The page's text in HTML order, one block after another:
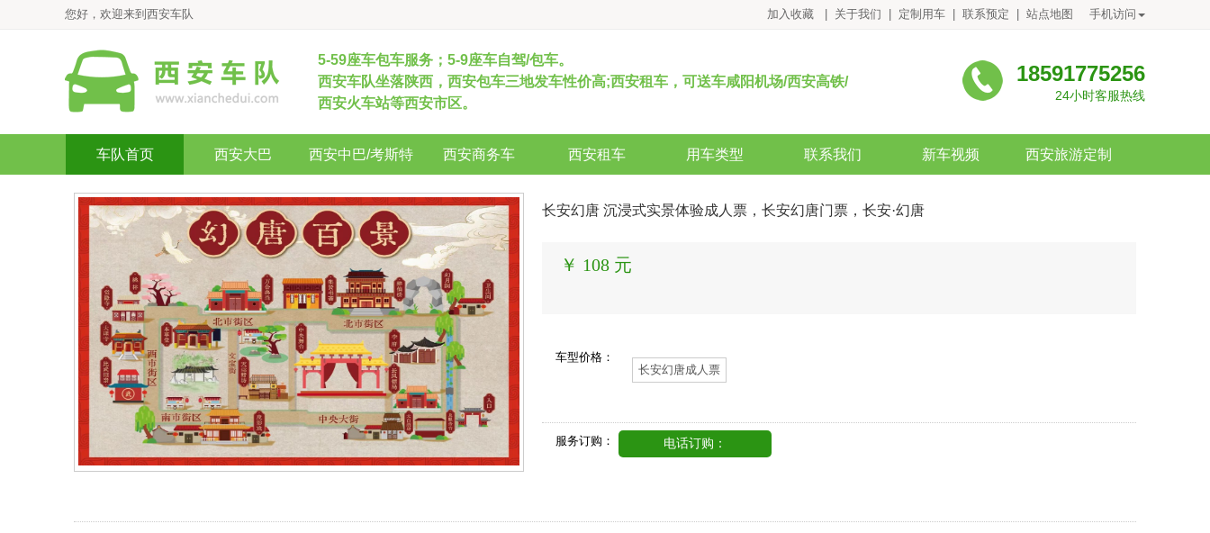
您好，欢迎来到西安车队 手机访问
加入收藏 关于我们 定制用车 联系预定 站点地图
5-59座车包车服务；5-9座车自驾/包车。
西安车队坐落陕西，西安包车三地发车性价高;西安租车，可送车咸阳机场/西安高铁/
西安火车站等西安市区。
18591775256
24小时客服热线
车队首页 西安大巴 西安中巴/考斯特 西安商务车 西安租车 用车类型 联系我们 新车视频 西安旅游定制
长安幻唐 沉浸式实景体验成人票，长安幻唐门票，长安·幻唐
￥ 108 元
车型价格：
长安幻唐成人票
服务订购： 电话订购：